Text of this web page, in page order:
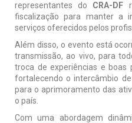
representantes do CRA-DF
fiscalização para manter a
serviços oferecidos pelos
Além disso, o evento está
transmissão, ao vivo, para
troca de experiências e boas
fortalecendo o intercâmbio
para o aprimoramento das
o país.
Com uma abordagem